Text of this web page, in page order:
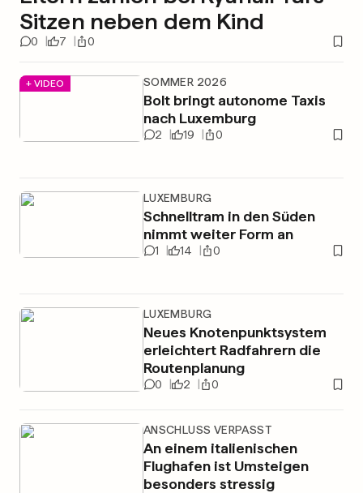
Sitzen neben dem Kind
0 7 0
+ VIDEO SOMMER 2026
Bolt bringt autonome Taxis
nach Luxemburg
2 19 0
LUXEMBURG
Schnelltram in den Süden
nimmt weiter Form an
1 14 0
LUXEMBURG
Neues Knotenpunktsystem
erleichtert Radfahrern die
Routenplanung
0 2 0
ANSCHLUSS VERPASST
An einem italienischen
Flughafen ist Umsteigen
besonders stressig